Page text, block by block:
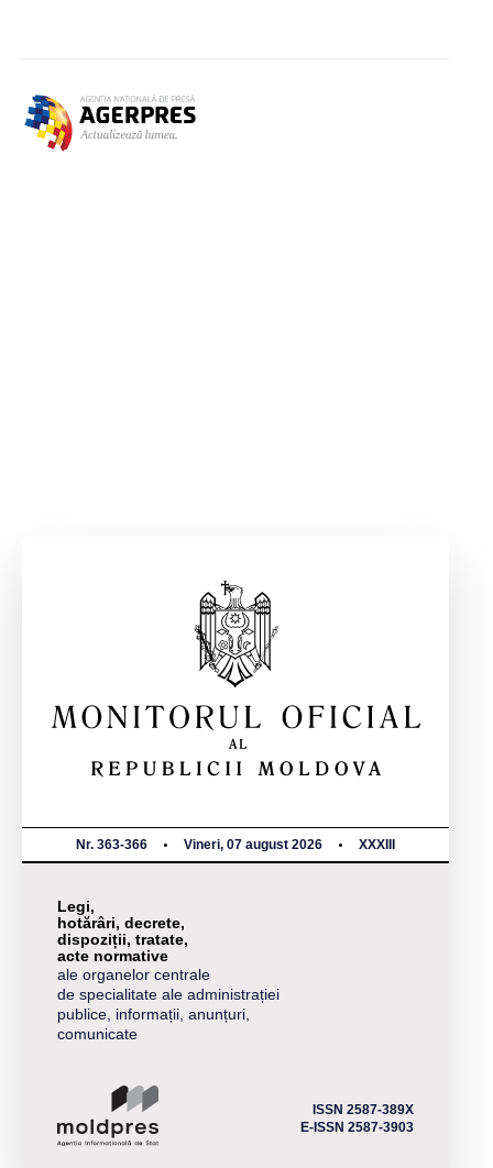
Nr. 363-366 Vineri, 07 august 2026 XXXIII
Legi,
hotărâri, decrete,
dispoziții, tratate,
acte normative
ale organelor centrale
de specialitate ale administrației
publice, informații, anunțuri,
comunicate
ISSN 2587-389X
E-ISSN 2587-3903